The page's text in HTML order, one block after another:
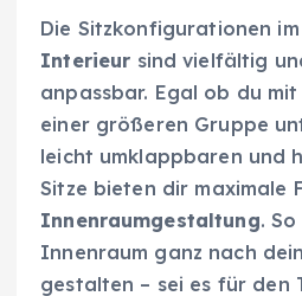
Die Sitzkonfigurationen im
Interieur sind vielfältig
anpassbar. Egal ob du
einer größeren Gruppe
leicht umklappbaren und
Sitze bieten dir maximale
Innenraumgestaltung.
Innenraum ganz nach
gestalten – sei es für den